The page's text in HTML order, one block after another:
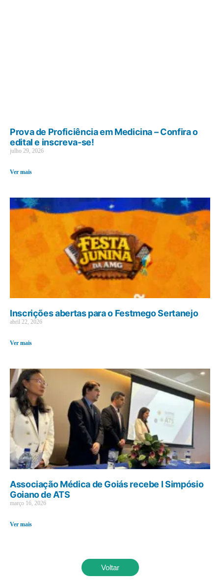
Prova de Proficiência em Medicina – Confira o
edital e inscreva-se!
julho 29, 2026
Ver mais
Inscrições abertas para o Festmego Sertanejo
abril 22, 2026
Ver mais
Associação Médica de Goiás recebe I Simpósio
Goiano de ATS
março 16, 2026
Ver mais
Voltar